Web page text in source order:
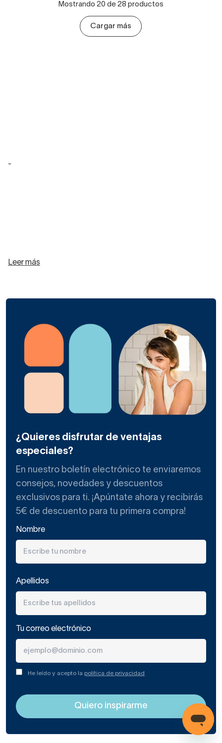
Mostrando 20 de 28 productos
Cargar más
-
Leer más
¿Quieres disfrutar de ventajas
especiales?
En nuestro boletín electrónico te enviaremos
consejos, novedades y descuentos
exclusivos para ti. ¡Apúntate ahora y recibirás
5€ de descuento para tu primera compra!
Nombre
Apellidos
Tu correo electrónico
He leído y acepto la política de privacidad